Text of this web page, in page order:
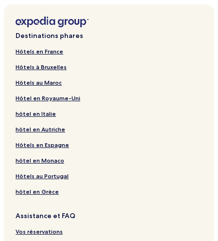
Destinations phares
Hôtels en France
Hôtels à Bruxelles
Hôtels au Maroc
Hôtel en Royaume-Uni
hôtel en Italie
hôtel en Autriche
Hôtels en Espagne
hôtel en Monaco
Hôtels au Portugal
hôtel en Grèce
Assistance et FAQ
Vos réservations